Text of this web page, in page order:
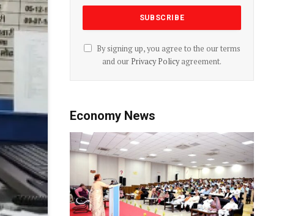
By signing up, you agree to the our terms
and our Privacy Policyagreement.
Economy News